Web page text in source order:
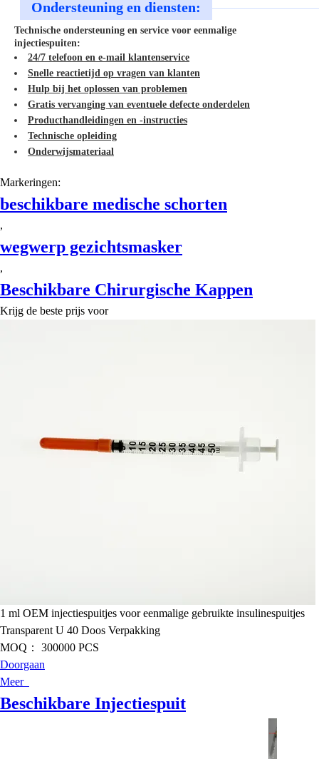
Ondersteuning en diensten:
Technische ondersteuning en service voor eenmalige
injectiespuiten:
24/7 telefoon en e-mail klantenservice
Snelle reactietijd op vragen van klanten
Hulp bij het oplossen van problemen
Gratis vervanging van eventuele defecte onderdelen
Producthandleidingen en -instructies
Technische opleiding
Onderwijsmateriaal
Markeringen:
beschikbare medische schorten
,
wegwerp gezichtsmasker
,
Beschikbare Chirurgische Kappen
Krijg de beste prijs voor
1 ml OEM injectiespuitjes voor eenmalige gebruikte insulinespuitjes
Transparent U 40 Doos Verpakking
MOQ：
300000 PCS
Doorgaan
Meer
Beschikbare Injectiespuit